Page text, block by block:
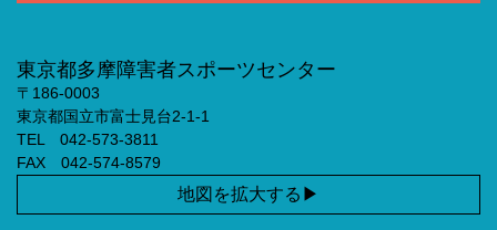
東京都多摩障害者スポーツセンター
〒186-0003
東京都国立市富士見台2-1-1
TEL 042-573-3811
FAX 042-574-8579
地図を拡大する